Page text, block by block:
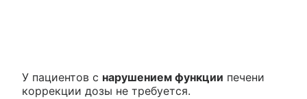
У пациентов с нарушением функции печени
коррекции дозы не требуется.